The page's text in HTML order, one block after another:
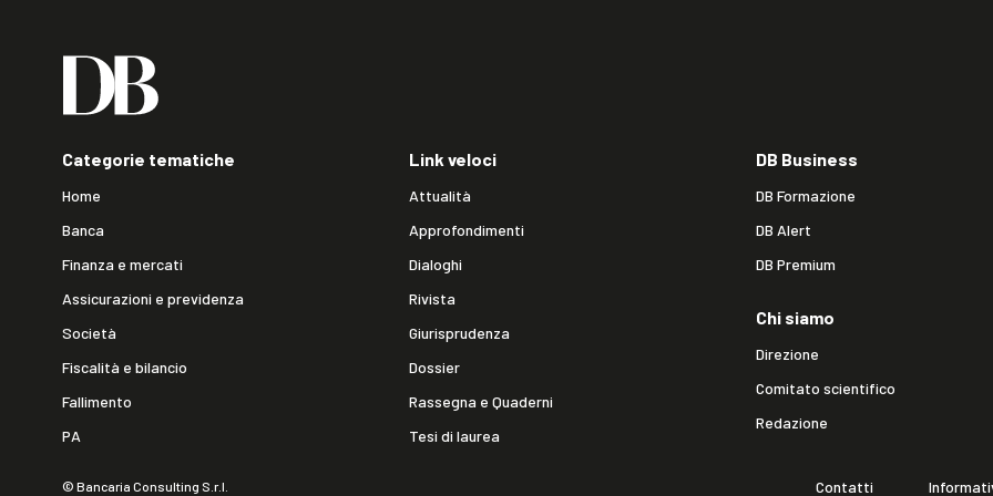
Categorie tematiche
Home
Banca
Finanza e mercati
Assicurazioni e previdenza
Società
Fiscalità e bilancio
Fallimento
PA
Link veloci
Attualità
Approfondimenti
Dialoghi
Rivista
Giurisprudenza
Dossier
Rassegna e Quaderni
Tesi di laurea
DB Business
DB Formazione
DB Alert
DB Premium
Chi siamo
Direzione
Comitato scientifico
Redazione
© Bancaria Consulting S.r.l. Contatti